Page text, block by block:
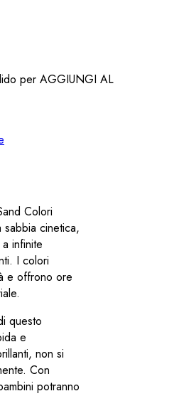
per AGGIUNGI AL
Colori
sabbia cinetica,
infinite
I colori
e offrono ore
questo
e
non si
Con
potranno